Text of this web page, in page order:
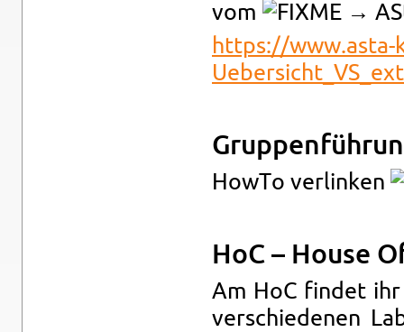
vom
→
https://​
HowTo ver­lin­ken
HoC – House
Am HoC fin­det ihr
ver­schie­de­nen